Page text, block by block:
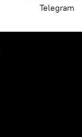
Telegram